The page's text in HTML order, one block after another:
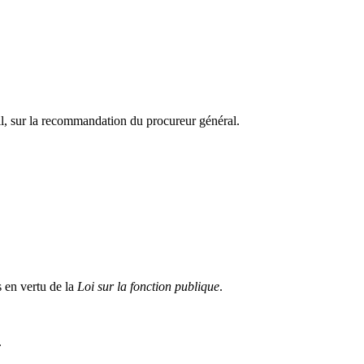
sur la recommandation du procureur général.
vertu de la Loi sur la fonction publique.